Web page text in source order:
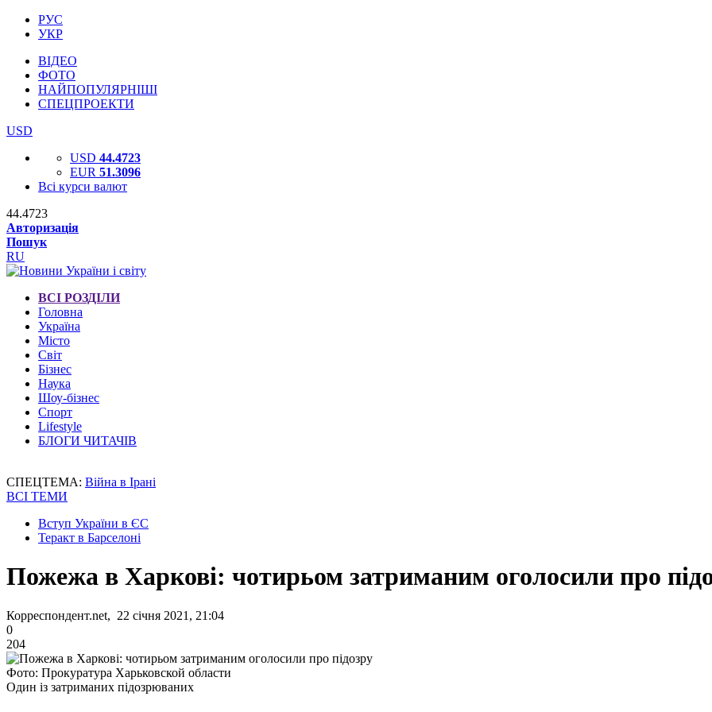
РУС
УКР
ВІДЕО
ФОТО
НАЙПОПУЛЯРНІШІ
СПЕЦПРОЕКТИ
USD
USD 44.4723
EUR 51.3096
Всі курси валют
44.4723
Авторизація
Пошук
RU
ВСІ РОЗДІЛИ
Головна
Україна
Місто
Світ
Бізнес
Наука
Шоу-бізнес
Спорт
Lifestyle
БЛОГИ ЧИТАЧІВ
СПЕЦТЕМА: Війна в Ірані
ВСІ ТЕМИ
Вступ України в ЄС
Теракт в Барселоні
Пожежа в Харкові: чотирьом затриманим оголосили про
Корреспондент.net, 22 січня 2021, 21:04
0
204
Фото: Прокуратура Харьковской области
Один із затриманих підозрюваних